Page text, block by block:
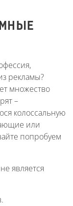
рекламы?
множество
–
колоссальную
или
попробуем
является